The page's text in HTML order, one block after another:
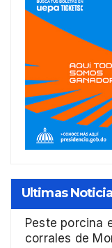
Ultimas
Peste porcina
corrales de